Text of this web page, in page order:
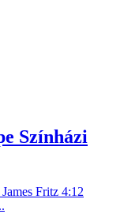
Színházi
Fritz 4:12